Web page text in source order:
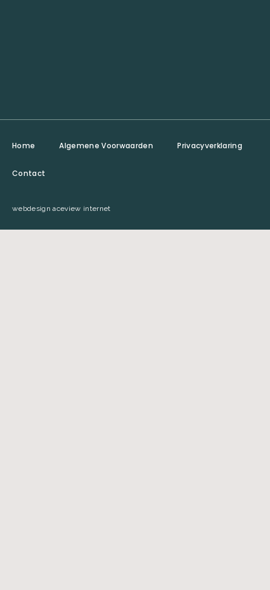
webdesign aceview internet
Home Algemene Voorwaarden Privacyverklaring
Contact